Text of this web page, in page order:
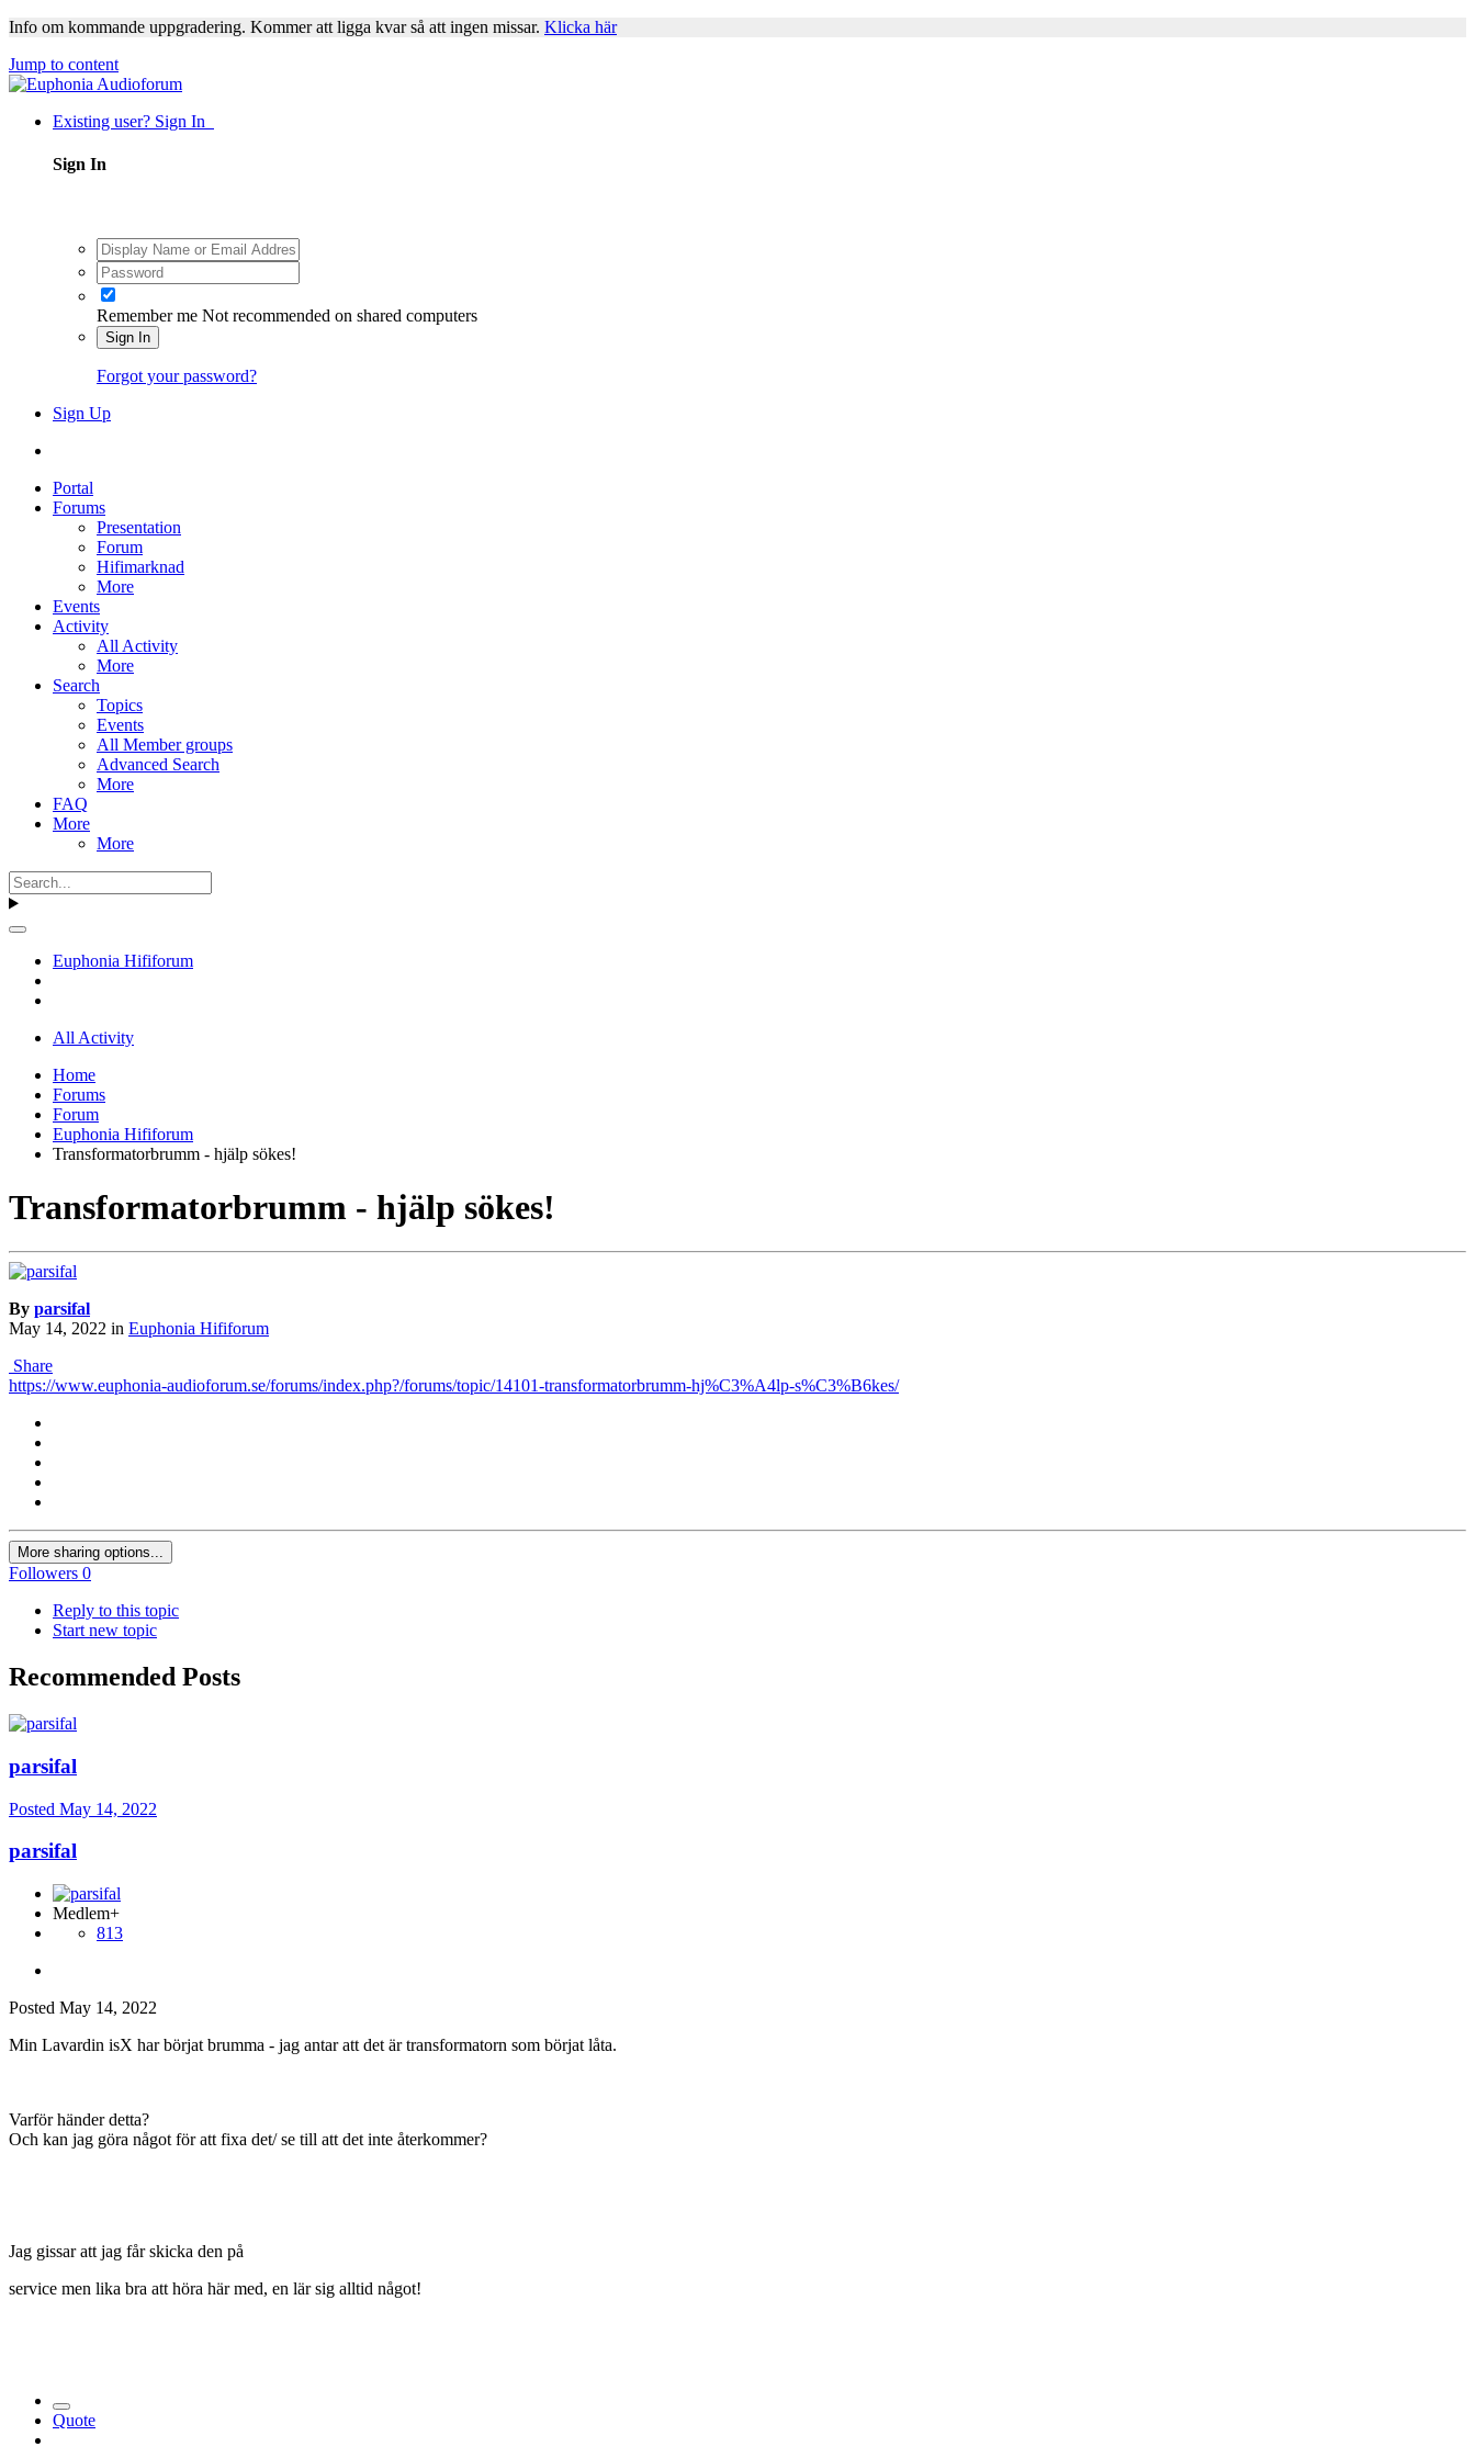
Info om kommande uppgradering. Kommer att ligga kvar så att ingen missar. Klicka här
Jump to content
Existing user? Sign In
Sign In
Remember me Not recommended on shared computers
Sign In
Forgot your password?
Sign Up
Portal
Forums
Presentation
Forum
Hifimarknad
More
Events
Activity
All Activity
More
Search
Topics
Events
All Member groups
Advanced Search
More
FAQ
More
More
Euphonia Hififorum
All Activity
Home
Forums
Forum
Euphonia Hififorum
Transformatorbrumm - hjälp sökes!
Transformatorbrumm - hjälp sökes!
By parsifal
May 14, 2022 in Euphonia Hififorum
Share
https://www.euphonia-audioforum.se/forums/index.php?/forums/topic/14101-transformatorbrumm-hj%C3%A4lp-s%C3%B6kes/
More sharing options...
Followers 0
Reply to this topic
Start new topic
Recommended Posts
parsifal
Posted May 14, 2022
parsifal
Medlem+
813
Posted May 14, 2022
Min Lavardin isX har börjat brumma - jag antar att det är transformatorn som börjat låta.
Varför händer detta?
Och kan jag göra något för att fixa det/ se till att det inte återkommer?
Jag gissar att jag får skicka den på
service men lika bra att höra här med, en lär sig alltid något!
Quote